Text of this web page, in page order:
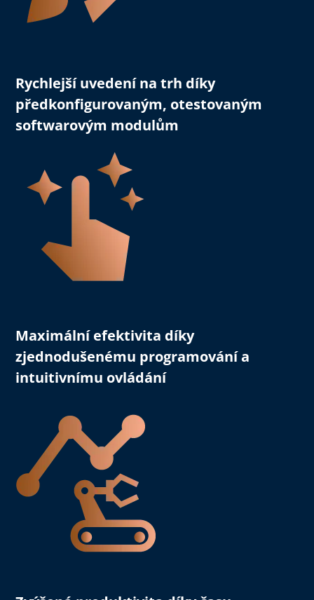
Rychlejší uvedení na trh díky
předkonfigurovaným, otestovaným
softwarovým modulům
Maximální efektivita díky
zjednodušenému programování a
intuitivnímu ovládání